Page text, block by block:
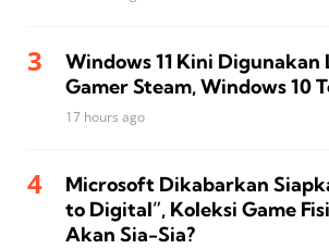
Windows 11 Kini Digunakan
Gamer Steam, Windows 10
17 hours ago
Microsoft Dikabarkan
to Digital”, Koleksi Game
Akan Sia-Sia?